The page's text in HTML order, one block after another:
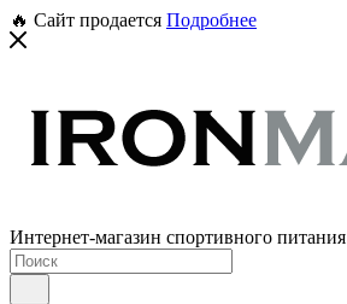
🔥 Сайт продается Подробнее
Интернет-магазин спортивного питания